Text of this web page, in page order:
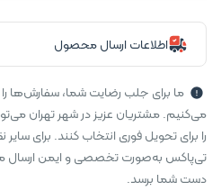
اطلاعات ارسال محصول
ما برای جلب رضایت شما، سفارش‌ها
می‌کنیم. مشتریان عزیز در شهر تهران
را برای تحویل فوری انتخاب کنند. برای
تی‌پاکس به‌صورت تخصصی و ایمن ارسال
دست شما برسد.